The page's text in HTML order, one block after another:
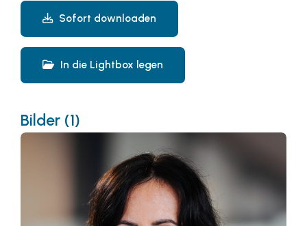
Sofort downloaden
In die Lightbox legen
Bilder (1)